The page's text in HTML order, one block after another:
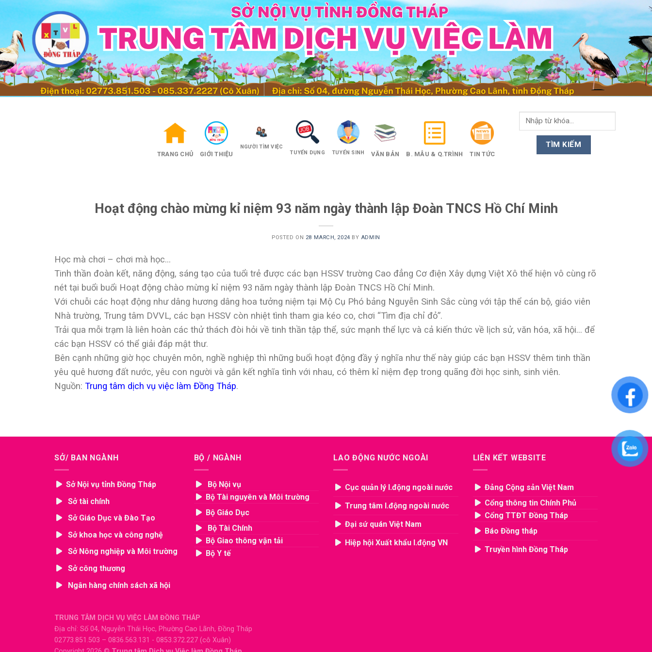
content
TRANG CHỦ GIỚI THIỆU
NGƯỜI TÌM VIỆC
TUYỂN DỤNG
TUYỂN SINH VĂN BẢN B. MẪU & Q.TRÌNH TIN TỨC
Hoạt động chào mừng kỉ niệm 93 năm ngày thành lập Đoàn TNCS Hồ Chí Minh
POSTED ON 28 MARCH, 2024 BY ADMIN
Học mà chơi – chơi mà học…
Tinh thần đoàn kết, năng động, sáng tạo của tuổi trẻ được các bạn HSSV trường Cao đẳng Cơ điện Xây dựng Việt Xô thể hiện vô cùng rõ
nét tại buổi buổi Hoạt động chào mừng kỉ niệm 93 năm ngày thành lập Đoàn TNCS Hồ Chí Minh.
Với chuỗi các hoạt động như dâng hương dâng hoa tưởng niệm tại Mộ Cụ Phó bảng Nguyễn Sinh Sắc cùng với tập thể cán bộ, giáo viên
Nhà trường, Trung tâm DVVL, các bạn HSSV còn nhiệt tình tham gia kéo co, chơi “Tìm địa chỉ đỏ”.
Trải qua mỗi trạm là liên hoàn các thử thách đòi hỏi về tinh thần tập thể, sức mạnh thể lực và cả kiến thức về lịch sử, văn hóa, xã hội… để
các bạn HSSV có thể giải đáp mật thư.
Bên cạnh những giờ học chuyên môn, nghề nghiệp thì những buổi hoạt động đầy ý nghĩa như thế này giúp các bạn HSSV thêm tinh thần
yêu quê hương đất nước, yêu con người và gắn kết nghĩa tình với nhau, có thêm kỉ niệm đẹp trong quãng đời học sinh, sinh viên.
Nguồn: Trung tâm dịch vụ việc làm Đồng Tháp.
SỞ/ BAN NGÀNH
Sở Nội vụ tỉnh Đồng Tháp
Sở tài chính
Sở Giáo Dục và Đào Tạo
Sở khoa học và công nghệ
Sở Nông nghiệp và Môi trường
Sở công thương
Ngân hàng chính sách xã hội
BỘ / NGÀNH
Bộ Nội vụ
Bộ Tài nguyên và Môi trường
Bộ Giáo Dục
Bộ Tài Chính
Bộ Giao thông vận tải
Bộ Y tế
LAO ĐỘNG NƯỚC NGOÀI
Cục quản lý l.động ngoài nước
Trung tâm l.động ngoài nước
Đại sứ quán Việt Nam
Hiệp hội Xuất khẩu l.động VN
LIÊN KẾT WEBSITE
Đảng Cộng sản Việt Nam
Cổng thông tin Chính Phủ
Cổng TTĐT Đồng Tháp
Báo Đồng tháp
Truyền hình Đồng Tháp
TRUNG TÂM DỊCH VỤ VIỆC LÀM ĐỒNG THÁP
Địa chỉ: Số 04, Nguyễn Thái Học, Phường Cao Lãnh, Đồng Tháp
02773.851.503 – 0836.563.131 - 0853.372.227 (cô Xuân)